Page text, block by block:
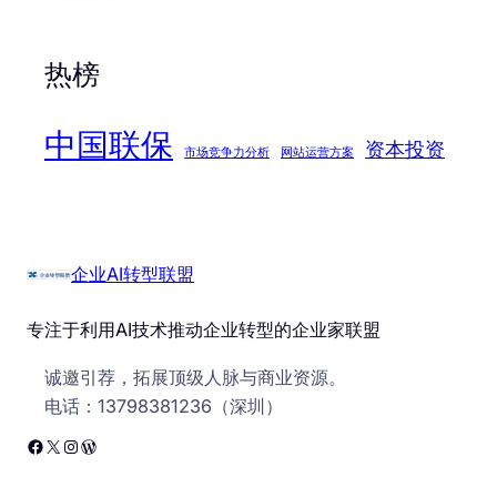
热榜
中国联保 市场竞争力分析 网站运营方案 资本投资
企业AI转型联盟
专注于利用AI技术推动企业转型的企业家联盟
诚邀引荐，拓展顶级人脉与商业资源。
电话：13798381236（深圳）
Facebook X Instagram WordPress